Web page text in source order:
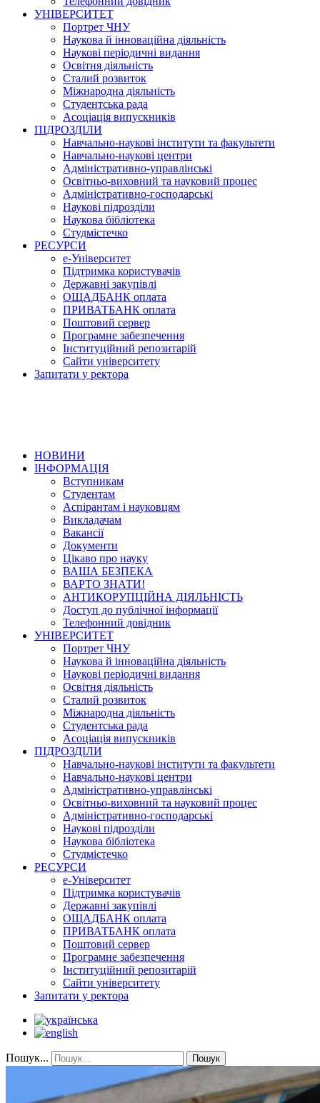
УНІВЕРСИТЕТ
Портрет ЧНУ
Наукова й інноваційна діяльність
Наукові періодичні видання
Освітня діяльність
Сталий розвиток
Міжнародна діяльність
Студентська рада
Асоціація випускників
ПІДРОЗДІЛИ
Навчально-наукові інститути та факультети
Навчально-наукові центри
Адміністративно-управлінські
Освітньо-виховний та науковий процес
Адміністративно-господарські
Наукові підрозділи
Наукова бібліотека
Студмістечко
РЕСУРСИ
е-Університет
Підтримка користувачів
Державні закупівлі
ОЩАДБАНК оплата
ПРИВАТБАНК оплата
Поштовий сервер
Програмне забезпечення
Інституційний репозитарій
Сайти університету
Запитати у ректора
НОВИНИ
ІНФОРМАЦІЯ
Вступникам
Студентам
Аспірантам і науковцям
Викладачам
Вакансії
Документи
Цікаво про науку
ВАША БЕЗПЕКА
ВАРТО ЗНАТИ!
АНТИКОРУПЦІЙНА ДІЯЛЬНІСТЬ
Доступ до публічної інформації
Телефонний довідник
УНІВЕРСИТЕТ
Портрет ЧНУ
Наукова й інноваційна діяльність
Наукові періодичні видання
Освітня діяльність
Сталий розвиток
Міжнародна діяльність
Студентська рада
Асоціація випускників
ПІДРОЗДІЛИ
Навчально-наукові інститути та факультети
Навчально-наукові центри
Адміністративно-управлінські
Освітньо-виховний та науковий процес
Адміністративно-господарські
Наукові підрозділи
Наукова бібліотека
Студмістечко
РЕСУРСИ
е-Університет
Підтримка користувачів
Державні закупівлі
ОЩАДБАНК оплата
ПРИВАТБАНК оплата
Поштовий сервер
Програмне забезпечення
Інституційний репозитарій
Сайти університету
Запитати у ректора
Пошук... Пошук